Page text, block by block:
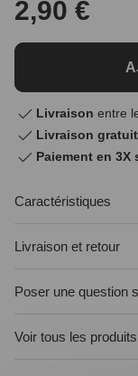
2,90 €
Livraison entre
Livraison
Paiement en 3X
Caractéristiques
Livraison et retour
Poser une question
Voir tous les